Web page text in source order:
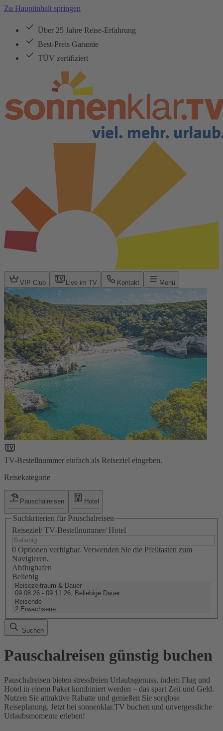
Zu Hauptinhalt springen
Über 25 Jahre Reise-Erfahrung
Best-Preis Garantie
TÜV zertifiziert
VIP Club Live im TV Kontakt Menü
TV-Bestellnummer einfach als Reiseziel eingeben.
Reisekategorie
Pauschalreisen Hotel
Suchkriterien für Pauschalreisen
Reiseziel/ TV-Bestellnummer/ Hotel
0 Optionen verfügbar. Verwenden Sie die Pfeiltasten zum
Navigieren.
Abflughafen
Beliebig
Reisezeitraum & Dauer
09.08.26 - 09.11.26, Beliebige Dauer
Reisende
2 Erwachsene
Suchen
Pauschalreisen günstig buchen
Pauschalreisen bieten stressfreien Urlaubsgenuss, indem Flug und
Hotel in einem Paket kombiniert werden – das spart Zeit und Geld.
Nutzen Sie attraktive Rabatte und genießen Sie sorglose
Reiseplanung. Jetzt bei sonnenklar.TV buchen und unvergessliche
Urlaubsmomente erleben!